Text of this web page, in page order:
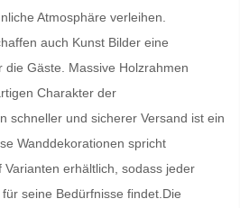
Atmosphäre verleihen.
auch Kunst Bilder eine
die Gäste. Massive Holzrahmen
Charakter der
schneller und sicherer Versand ist ein
Wanddekorationen spricht
Varianten erhältlich, sodass jeder
seine Bedürfnisse findet.Die